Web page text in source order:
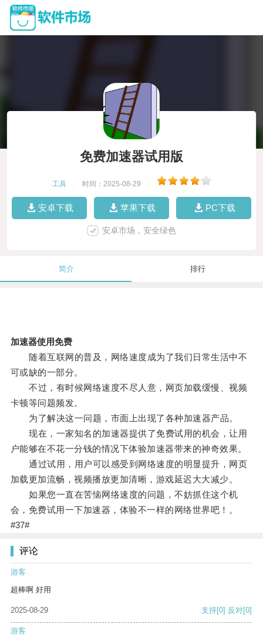
免费加速器试用版
工具 时间：2025-08-29
安卓下载 苹果下载 PC下载
安卓市场，安全绿色
简介 排行
加速器使用免费
随着互联网的普及，网络速度成为了我们日常生活中不
可或缺的一部分。
不过，有时候网络速度不尽人意，网页加载缓慢、视频
卡顿等问题频发。
为了解决这一问题，市面上出现了各种加速器产品。
现在，一家知名的加速器提供了免费试用的机会，让用
户能够在不花一分钱的情况下体验加速器带来的神奇效果。
通过试用，用户可以感受到网络速度的明显提升，网页
加载更加流畅，视频播放更加清晰，游戏延迟大大减少。
如果您一直在苦恼网络速度的问题，不妨抓住这个机
会，免费试用一下加速器，体验不一样的网络世界吧！。
#37#
评论
游客
超棒啊 好用
2025-08-29 支持[0] 反对[0]
游客